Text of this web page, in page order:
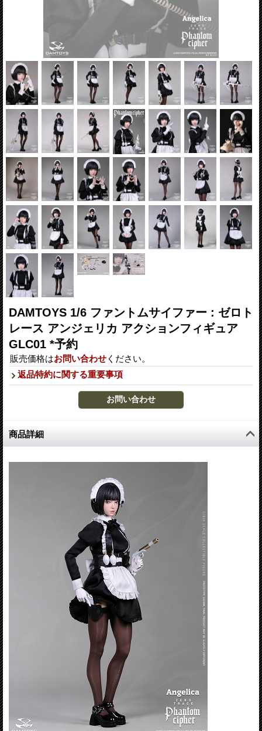
DAMTOYS 1/6 ファントムサイファー : ゼロト
レース アンジェリカ アクションフィギュア
GLC01 *予約
販売価格はお問い合わせ ください。
返品特約に関する重要事項
商品詳細